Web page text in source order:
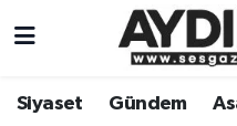
Siyaset Gündem